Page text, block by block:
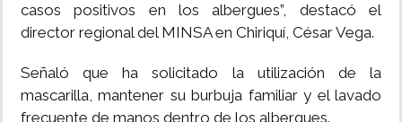
casos positivos en los albergues”, destacó el
director regional del MINSA en Chiriquí, César Vega.
Señaló que ha solicitado la utilización de la
mascarilla, mantener su burbuja familiar y el lavado
frecuente de manos dentro de los alberques.